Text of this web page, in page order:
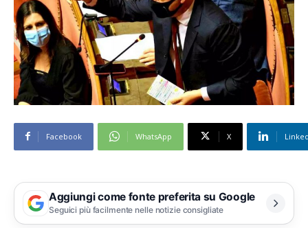
Facebook WhatsApp X
Aggiungi come fonte preferita su Google
Seguici più facilmente nelle notizie consigliate